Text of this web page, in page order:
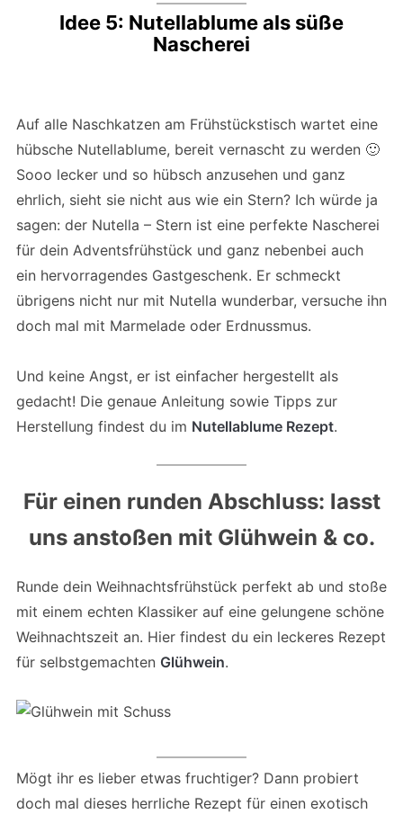
Idee 5: Nutellablume als süße
Nascherei
Auf alle Naschkatzen am Frühstückstisch wartet eine
hübsche Nutellablume, bereit vernascht zu werden 🙂
Sooo lecker und so hübsch anzusehen und ganz
ehrlich, sieht sie nicht aus wie ein Stern? Ich würde ja
sagen: der Nutella – Stern ist eine perfekte Nascherei
für dein Adventsfrühstück und ganz nebenbei auch
ein hervorragendes Gastgeschenk. Er schmeckt
übrigens nicht nur mit Nutella wunderbar, versuche ihn
doch mal mit Marmelade oder Erdnussmus.
Und keine Angst, er ist einfacher hergestellt als
gedacht! Die genaue Anleitung sowie Tipps zur
Herstellung findest du im Nutellablume Rezept.
Für einen runden Abschluss: lasst
uns anstoßen mit Glühwein & co.
Runde dein Weihnachtsfrühstück perfekt ab und stoße
mit einem echten Klassiker auf eine gelungene schöne
Weihnachtszeit an. Hier findest du ein leckeres Rezept
für selbstgemachten Glühwein.
Mögt ihr es lieber etwas fruchtiger? Dann probiert
doch mal dieses herrliche Rezept für einen exotisch